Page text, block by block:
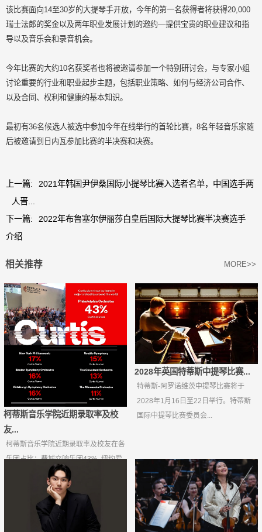
该比赛面向14至30岁的大提琴手开放，今年的第一名获得者将获得20,000
瑞士法郎的奖金以及两年职业发展计划的邀约—提供宝贵的职业建议和指
导以及音乐会和录音机会。
今年比赛的大约10名获奖者也将被邀请参加一个特别研讨会，与专家小组
讨论重要的行业和职业起步主题，包括职业策略、如何与经济公司合作、
以及合同、权利和健康的基本知识。
最初有36名候选人被选中参加今年在线举行的首轮比赛，8名年轻音乐家随
后被邀请到日内瓦参加比赛的半决赛和决赛。
上一篇:
2021年韩国尹伊桑国际小提琴比赛入选者名单，中国选手两
人晋...
下一篇:
2022年布鲁塞尔伊丽莎白皇后国际大提琴比赛半决赛选手
介绍
相关推荐 MORE>>
柯蒂斯音乐学院近期录取率及校
友...
柯蒂斯音乐学院近期录取率及校友在各
乐团占比：费城交响乐团43%, 纽约爱
乐17%，波士顿交响...
2028年英国特蒂斯中提琴比赛...
特蒂斯-阿罗诺维茨中提琴比赛将于
2028年1月16日至22日举行。特蒂斯
国际中提琴比赛委员会...